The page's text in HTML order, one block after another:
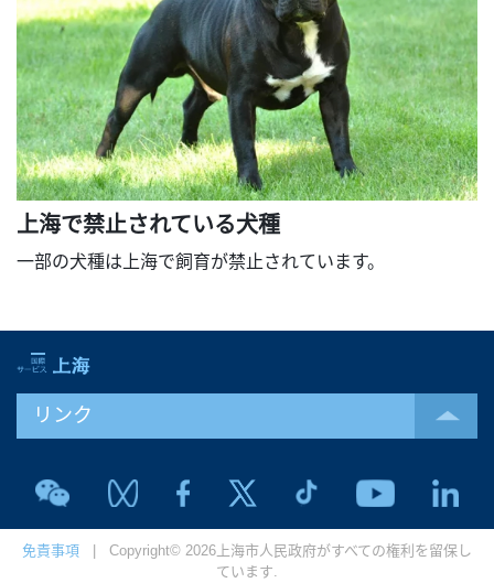
上海で禁止されている犬種
一部の犬種は上海で飼育が禁止されています。
リンク
免責事項 | Copyright© 2026上海市人民政府がすべての権利を留保し
ています.